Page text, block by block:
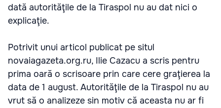
dată autorităţile de la Tiraspol nu au dat nici o
explicaţie.
Potrivit unui articol publicat pe situl
novaiagazeta.org.ru, Ilie Сazacu a scris pentru
prima oară o scrisoare prin care cere graţierea la
data de 1 august. Autorităţile de la Tiraspol nu au
vrut să o analizeze sin motiv că aceasta nu ar fi